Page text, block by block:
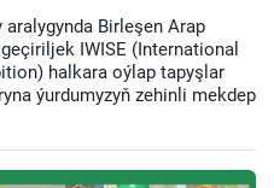
aralygynda Birleşen Arap
IWISE (International
halkara oýlap tapyşlar
ýurdumyzyň zehinli mekdep